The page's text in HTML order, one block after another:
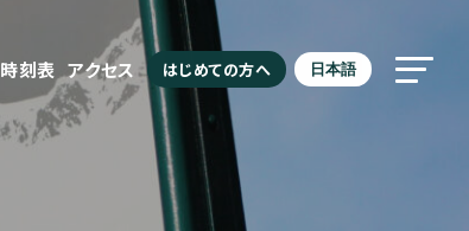
時刻表 アクセス はじめての方へ 日本語